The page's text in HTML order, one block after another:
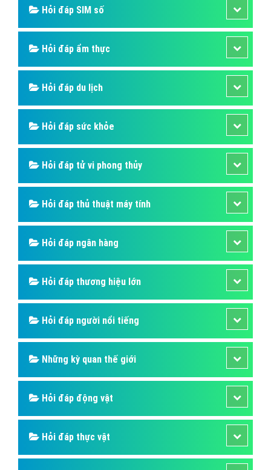
Hỏi đáp SIM số
Hỏi đáp ẩm thực
Hỏi đáp du lịch
Hỏi đáp sức khỏe
Hỏi đáp tử vi phong thủy
Hỏi đáp thủ thuật máy tính
Hỏi đáp ngân hàng
Hỏi đáp thương hiệu lớn
Hỏi đáp người nổi tiếng
Những kỳ quan thế giới
Hỏi đáp động vật
Hỏi đáp thực vật